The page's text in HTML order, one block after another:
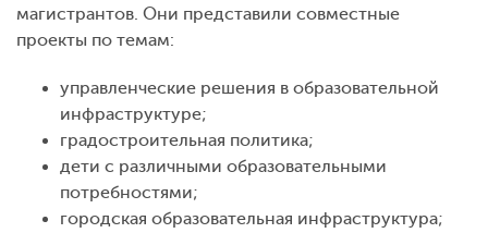
магистрантов. Они представили совместные
проекты по темам:
управленческие решения в образовательной
инфраструктуре;
градостроительная политика;
дети с различными образовательными
потребностями;
городская образовательная инфраструктура;